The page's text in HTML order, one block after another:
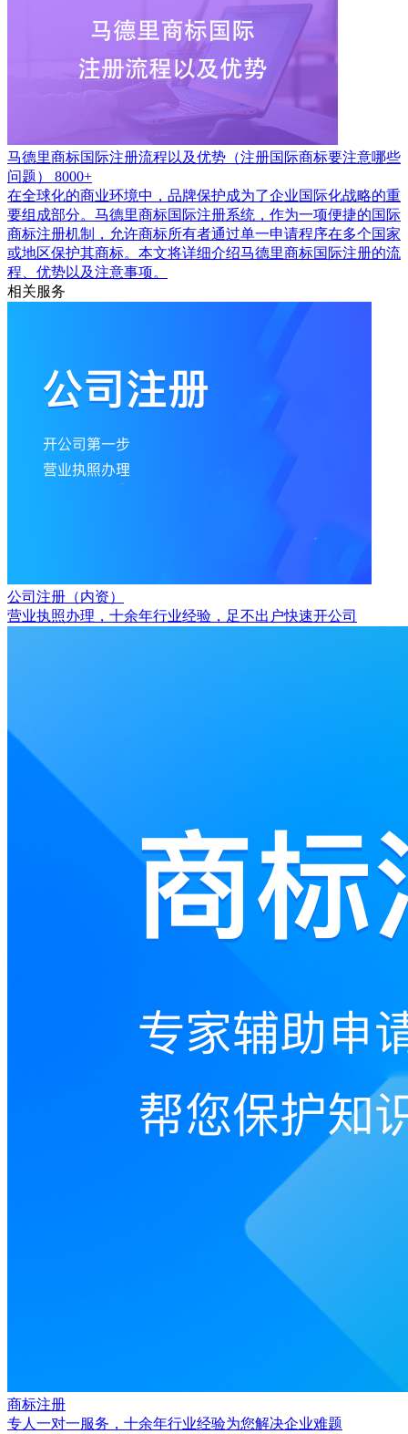
马德里商标国际注册流程以及优势（注册国际商标要注意哪些
问题）
8000+
在全球化的商业环境中，品牌保护成为了企业国际化战略的重
要组成部分。马德里商标国际注册系统，作为一项便捷的国际
商标注册机制，允许商标所有者通过单一申请程序在多个国家
或地区保护其商标。本文将详细介绍马德里商标国际注册的流
程、优势以及注意事项。
相关服务
公司注册（内资）
营业执照办理，十余年行业经验，足不出户快速开公司
商标注册
专人一对一服务，十余年行业经验为您解决企业难题